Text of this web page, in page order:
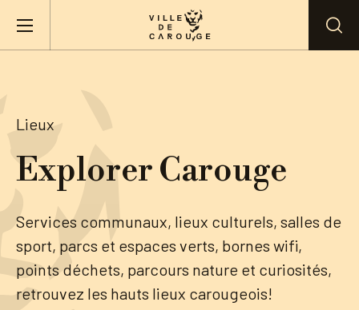
Mairie
Actualités
Agenda
Lieux
Explorer Carouge
Services communaux, lieux culturels, salles de
sport, parcs et espaces verts, bornes wifi,
points déchets, parcours nature et curiosités,
retrouvez les hauts lieux carougeois!